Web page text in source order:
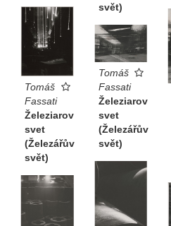
svět)
Tomáš
Fassati
Železiarov
svet
(Železářův
svět)
Tomáš
Fassati
Železiarov
svet
(Železářův
svět)